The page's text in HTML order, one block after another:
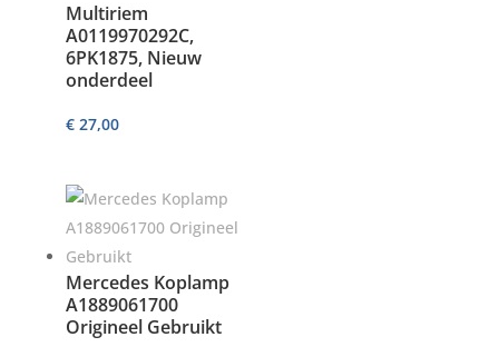
Multiriem
A0119970292C,
6PK1875, Nieuw
onderdeel
€27,00
Mercedes Koplamp
A1889061700
Origineel Gebruikt